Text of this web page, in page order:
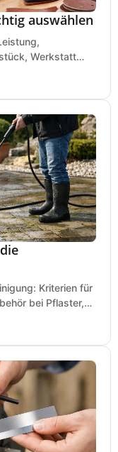
auswählen
Werkstatt
Kriterien für
bei Pflaster,